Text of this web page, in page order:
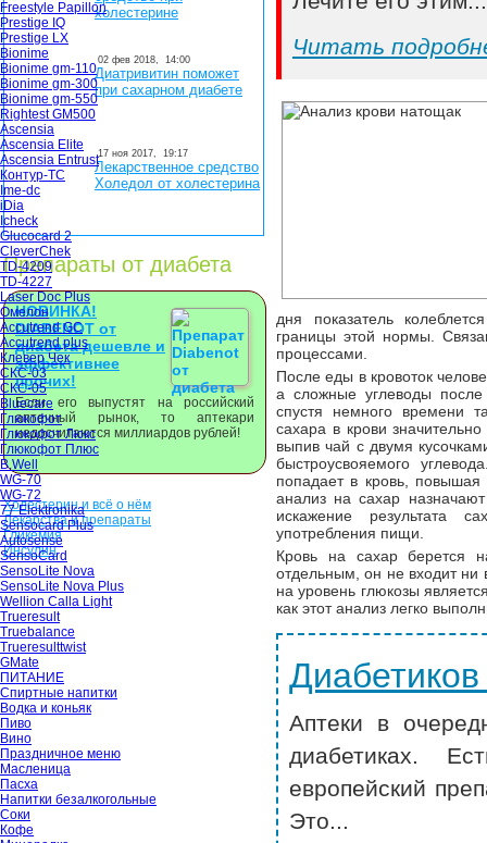
Freestyle Papillon
Prestige IQ
Prestige LX
Bionime
Bionime gm-110
Bionime gm-300
Bionime gm-550
Rightest GM500
Ascensia
Ascensia Elite
Ascensia Entrust
Контур-ТС
Ime-dc
iDia
Icheck
Glucocard 2
CleverChek
TD-4209
TD-4227
Laser Doc Plus
Омелон
Accutrend GC
Accutrend plus
Клевер Чек
СКС-03
СКС-05
Bluecare
Глюкофот
Глюкофот Люкс
Глюкофот Плюс
B.Well
WG-70
WG-72
77 Elektronika
Sensocard Plus
Autosense
SensoCard
SensoLite Nova
SensoLite Nova Plus
Wellion Calla Light
Trueresult
Truebalance
Trueresulttwist
GMate
ПИТАНИЕ
Спиртные напитки
Водка и коньяк
Пиво
Вино
Праздничное меню
Масленица
Пасха
Напитки безалкогольные
Соки
Кофе
холестерине
02 фев 2018, 14:00
Диатривитин поможет
при сахарном диабете
17 ноя 2017, 19:17
Лекарственное средство
Холедол от холестерина
Препараты от диабета
НОВИНКА!
DIABENOT от
диабета дешевле и
эффективнее
прочих!
Если его выпустят на российский
аптечный рынок, то аптекари
недосчитаются миллиардов рублей!
Холестерин и всё о нём
Лекарства и препараты
Гликемия
Инсулин
Читать
дня показатель
границы этой нормы.
процессами.
После еды в кровоток
а сложные углеводы
спустя немного времени
сахара в крови
выпив чай с двумя
быстроусвояемого
попадает в кровь,
анализ на сахар
искажение результата
употребления пищи.
Кровь на сахар берется
отдельным, он не входит
на уровень глюкозы
как этот анализ легко
Аптеки в
диабетиках.
европейский
Это...